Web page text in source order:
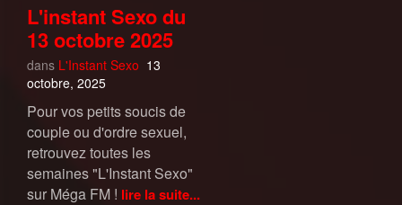
L'instant Sexo du
13 octobre 2025
dans L'Instant Sexo 13
octobre, 2025
Pour vos petits soucis de
couple ou d'ordre sexuel,
retrouvez toutes les
semaines "L'Instant Sexo"
sur Méga FM ! lire la suite...